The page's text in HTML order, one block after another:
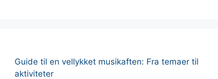
Guide til en vellykket musikaften: Fra temaer til
aktiviteter